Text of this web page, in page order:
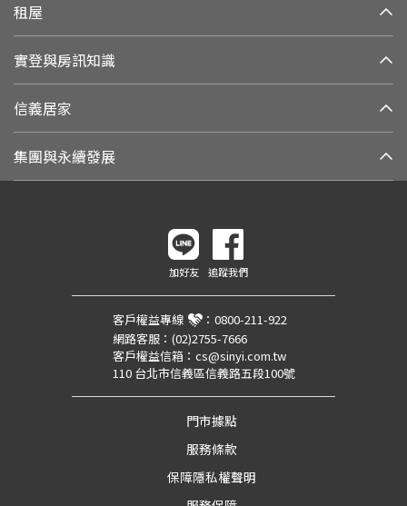
租屋
實登與房訊知識
信義居家
集團與永續發展
加好友 追蹤我們
客戶權益專線 ： 0800-211-922
網路客服： (02)2755-7666
客戶權益信箱： cs@sinyi.com.tw
110 台北市信義區信義路五段100號
門市據點
服務條款
保障隱私權聲明